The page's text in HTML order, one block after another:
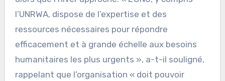
l’UNRWA, dispose de l’expertise et des
ressources nécessaires pour répondre
efficacement et à grande échelle aux besoins
humanitaires les plus urgents », a-t-il souligné,
rappelant que l’organisation « doit pouvoir